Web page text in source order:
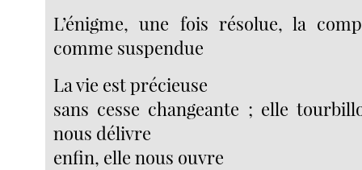
L’énigme, une fois résolue, la
comme suspendue
La vie est précieuse
sans cesse changeante ; elle
nous délivre
enfin, elle nous ouvre